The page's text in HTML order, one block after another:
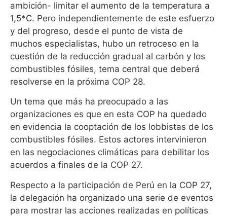
ambición- limitar el aumento de la temperatura a
1,5*C. Pero independientemente de este esfuerzo
y del progreso, desde el punto de vista de
muchos especialistas, hubo un retroceso en la
cuestión de la reducción gradual al carbón y los
combustibles fósiles, tema central que deberá
resolverse en la próxima COP 28.
Un tema que más ha preocupado a las
organizaciones es que en esta COP ha quedado
en evidencia la cooptación de los lobbistas de los
combustibles fósiles. Estos actores intervinieron
en las negociaciones climáticas para debilitar los
acuerdos a finales de la COP 27.
Respecto a la participación de Perú en la COP 27,
la delegación ha organizado una serie de eventos
para mostrar las acciones realizadas en políticas